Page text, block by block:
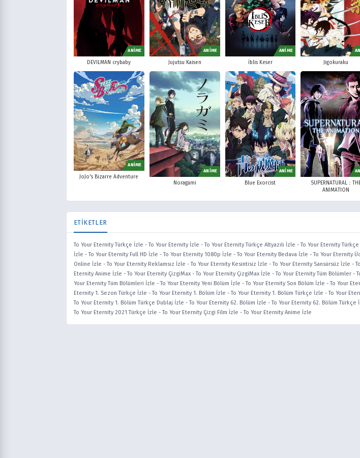
ANİME
DEVILMAN crybaby
ANİME
Jujutsu Kaisen
ANİME
İblis Keser Jigokuraku
ANİME
JoJo's Bizarre Adventure
ANİME
Noragami
ANİME
Blue Exorcist
SUPERNATURAL：
ANIMATION
ETİKETLER
To Your Eternity Türkçe İzle -To Your Eternity İzle -To Your Eternity Türkçe Altyazılı İzle -To Your Eternity
İzle -To Your Eternity Full HD İzle -To Your Eternity 1080p İzle -To Your Eternity Bedava İzle -To Your Eternity
Online İzle -To Your Eternity Reklamsız İzle -To Your Eternity Kesintisiz İzle -To Your Eternity Sansürsüz İzle -
Eternity Anime İzle -To Your Eternity ÇizgiMax -To Your Eternity ÇizgiMax İzle -To Your Eternity Tüm Bölümler -
Your Eternity Tüm Bölümleri İzle -To Your Eternity Yeni Bölüm İzle -To Your Eternity Son Bölüm İzle -To Your
Eternity 1. Sezon Türkçe İzle -To Your Eternity 1. Bölüm İzle -To Your Eternity 1. Bölüm Türkçe İzle -To Your
To Your Eternity 1. Bölüm Türkçe Dublaj İzle -To Your Eternity 62. Bölüm İzle -To Your Eternity 62. Bölüm Türkçe
To Your Eternity 2021 Türkçe İzle -To Your Eternity Çizgi Film İzle -To Your Eternity Anime İzle